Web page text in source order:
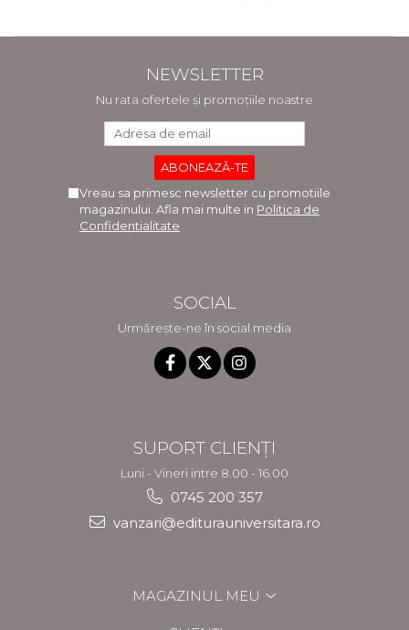
NEWSLETTER
Nu rata ofertele și promoțiile noastre
Vreau sa primesc newsletter cu promotiile
magazinului. Afla mai multe in Politica de
Confidentialitate
SOCIAL
Urmărește-ne în social media
SUPORT CLIENȚI
Luni - Vineri intre 8.00 - 16.00
0745 200 357
vanzari@editurauniversitara.ro
MAGAZINUL MEU